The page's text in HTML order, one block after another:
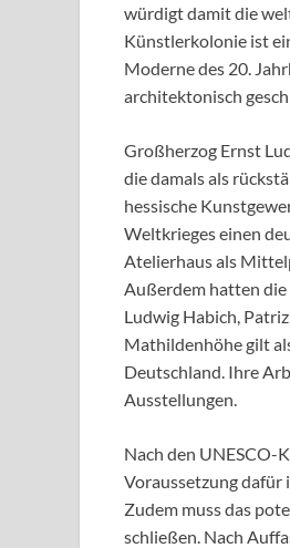
würdigt damit die
Künstlerkolonie ist
Moderne des 20.
architektonisch
Großherzog Ernst
die damals als
hessische
Weltkrieges einen
Atelierhaus als
Außerdem hatten die
Ludwig Habich,
Mathildenhöhe gilt
Deutschland. Ihre
Ausstellungen.
Nach den UNESCO-
Voraussetzung dafür
Zudem muss das
schließen. Nach